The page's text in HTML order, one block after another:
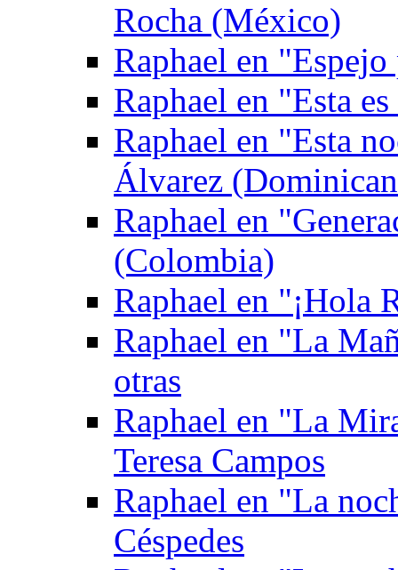
Rocha (México)
Raphael en
Raphael en "Esta
Raphael en "Esta
Álvarez
Raphael en
(Colombia)
Raphael en "¡Hola
Raphael en "La
otras
Raphael en "La
Teresa Campos
Raphael en "La
Céspedes